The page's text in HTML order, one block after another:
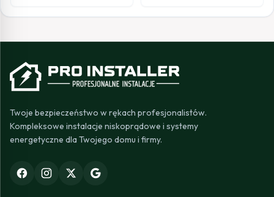
Twoje bezpieczeństwo w rękach profesjonalistów.
Kompleksowe instalacje niskoprądowe i systemy
energetyczne dla Twojego domu i firmy.